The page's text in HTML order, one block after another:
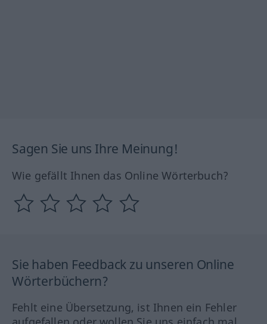
Sagen Sie uns Ihre Meinung!
Wie gefällt Ihnen das Online Wörterbuch?
Sie haben Feedback zu unseren Online
Wörterbüchern?
Fehlt eine Übersetzung, ist Ihnen ein Fehler